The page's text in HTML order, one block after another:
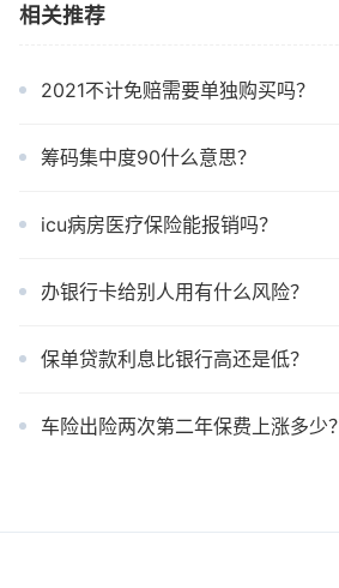
相关推荐
2021不计免赔需要单独购买吗？
筹码集中度90什么意思？
icu病房医疗保险能报销吗？
办银行卡给别人用有什么风险？
保单贷款利息比银行高还是低？
车险出险两次第二年保费上涨多少？